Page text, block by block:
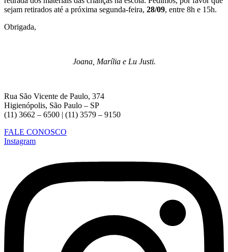
sejam retirados até a próxima segunda-feira, 28/09, entre 8h e 15h.
Obrigada,
Joana, Marília e Lu Justi.
Rua São Vicente de Paulo, 374
Higienópolis, São Paulo – SP
(11) 3662 – 6500 | (11) 3579 – 9150
FALE CONOSCO
Instagram